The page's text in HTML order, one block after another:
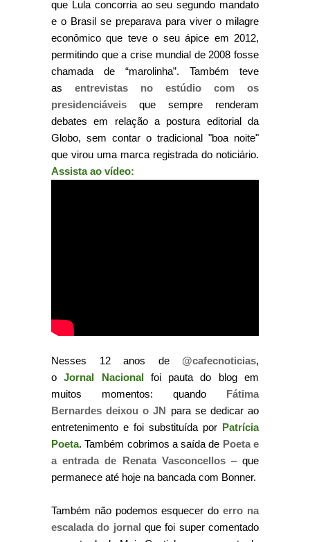
que Lula concorria ao seu segundo mandato
e o Brasil se preparava para viver o milagre
econômico que teve o seu ápice em 2012,
permitindo que a crise mundial de 2008 fosse
chamada de “marolinha”. Também teve
as entrevistas no estúdio com os
presidenciáveis que sempre renderam
debates em relação a postura editorial da
Globo, sem contar o tradicional "boa noite"
que virou uma marca registrada do noticiário.
Assista ao vídeo:
Nesses 12 anos de @cafecnoticias,
oJornal Nacionalfoi pauta do blog em
muitos momentos: quando Fátima
Bernardes deixou o JN para se dedicar ao
entretenimento e foi substituída por Patrícia
Poeta. Também cobrimos a saída de Poeta e
a entrada de Renata Vasconcellos– que
permanece até hoje na bancada com Bonner.
Também não podemos esquecer doerro na
escalada do jornal que foi super comentado